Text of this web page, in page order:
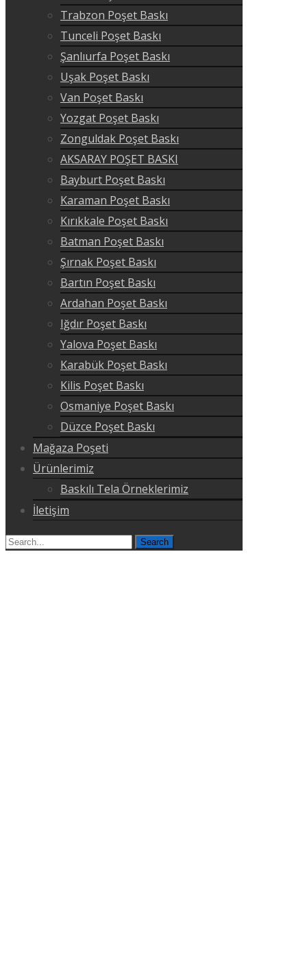
Trabzon Poşet Baskı
Tunceli Poşet Baskı
Şanlıurfa Poşet Baskı
Uşak Poşet Baskı
Van Poşet Baskı
Yozgat Poşet Baskı
Zonguldak Poşet Baskı
AKSARAY POŞET BASKI
Bayburt Poşet Baskı
Karaman Poşet Baskı
Kırıkkale Poşet Baskı
Batman Poşet Baskı
Şırnak Poşet Baskı
Bartın Poşet Baskı
Ardahan Poşet Baskı
Iğdır Poşet Baskı
Yalova Poşet Baskı
Karabük Poşet Baskı
Kilis Poşet Baskı
Osmaniye Poşet Baskı
Düzce Poşet Baskı
Mağaza Poşeti
Ürünlerimiz
Baskılı Tela Örneklerimiz
İletişim
Search